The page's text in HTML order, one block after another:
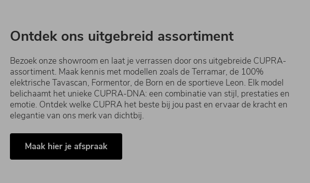
Ontdek ons uitgebreid assortiment
Bezoek onze showroom en laat je verrassen door ons uitgebreide CUPRA-
assortiment. Maak kennis met modellen zoals de Terramar, de 100%
elektrische Tavascan, Formentor, de Born en de sportieve Leon. Elk model
belichaamt het unieke CUPRA-DNA: een combinatie van stijl, prestaties en
emotie. Ontdek welke CUPRA het beste bij jou past en ervaar de kracht en
elegantie van ons merk van dichtbij.
Maak hier je afspraak